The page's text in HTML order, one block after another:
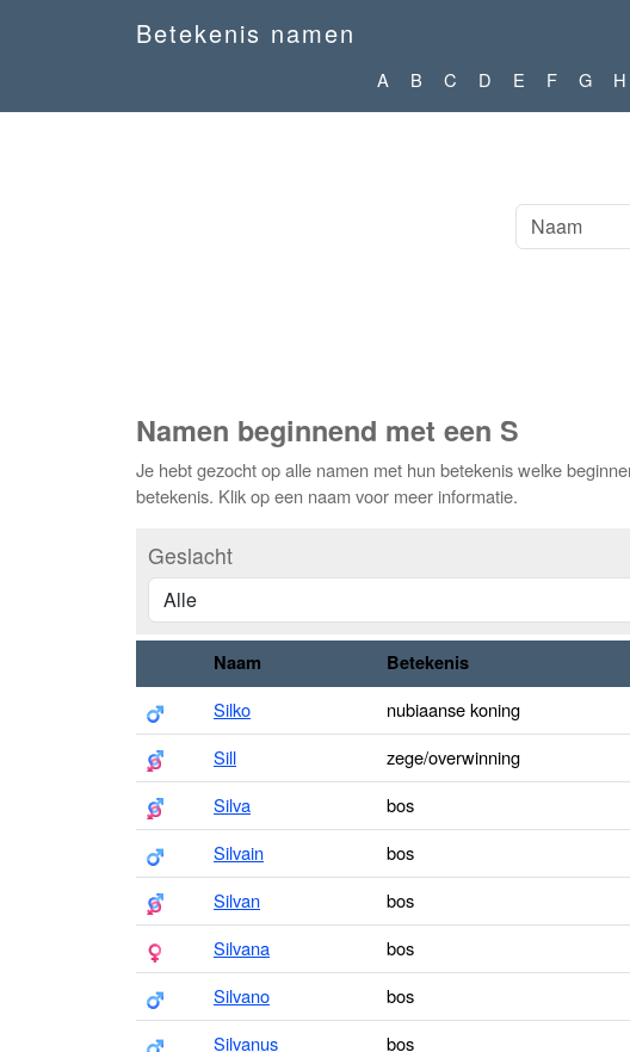
Betekenis namen
A B C D E F G H
Namen beginnend met een S
Je hebt gezocht op alle namen met hun betekenis welke
betekenis. Klik op een naam voor meer informatie.
Geslacht
Naam Betekenis
Silko
nubiaanse koning
Sill
zege/overwinning
Silva
bos
Silvain
bos
Silvan
bos
Silvana
bos
Silvano
bos
Silvanus
bos